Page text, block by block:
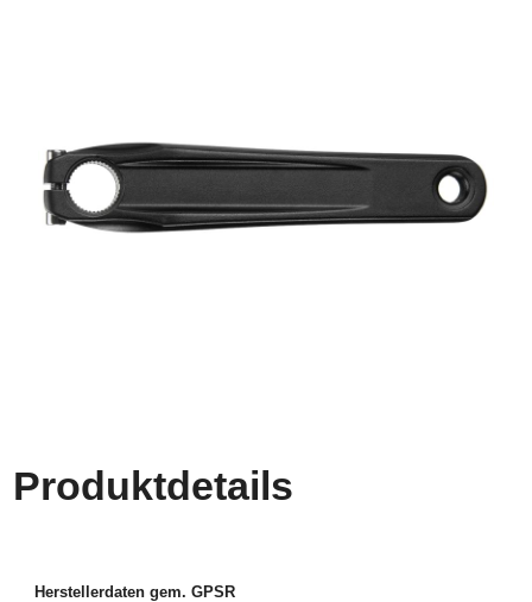
Produktdetails
Herstellerdaten gem. GPSR